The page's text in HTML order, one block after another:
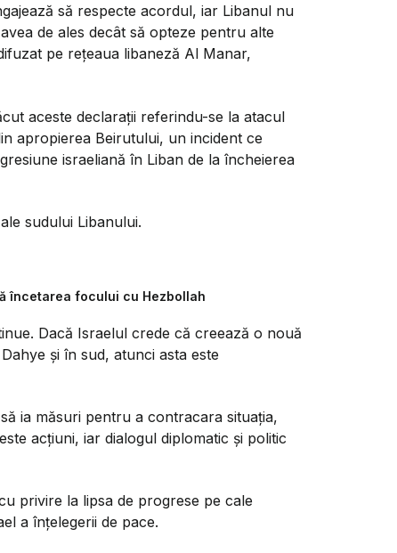
să respecte acordul, iar Libanul nu
de ales decât să opteze pentru alte
pe rețeaua libaneză Al Manar,
aceste declarații referindu-se la atacul
apropierea Beirutului, un incident ce
israeliană în Liban de la încheierea
sudului Libanului.
încetarea focului cu Hezbollah
Dacă Israelul crede că creează o nouă
și în sud, atunci asta este
ia măsuri pentru a contracara situația,
acțiuni, iar dialogul diplomatic și politic
privire la lipsa de progrese pe cale
a înțelegerii de pace.